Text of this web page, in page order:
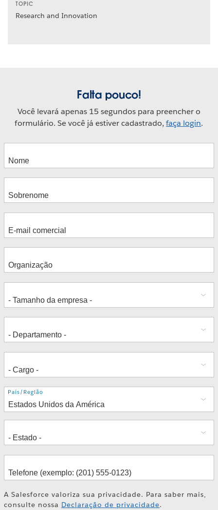
TOPIC
Research and Innovation
Falta pouco!
Você levará apenas 15 segundos para preencher o
formulário. Se você já estiver cadastrado,faça login.
Endereço
País/Região
A Salesforce valoriza sua privacidade. Para saber mais,
consulte nossa Declaração de privacidade.